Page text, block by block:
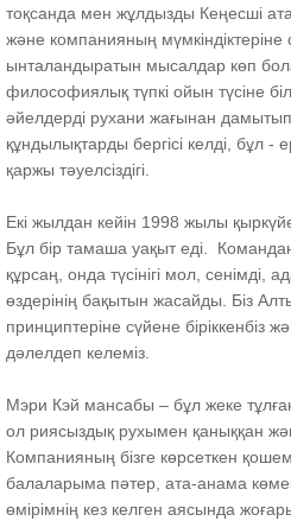
тоқсанда мен жұлдызды Кеңесші
және компанияның мүмкіндіктеріне
ынталандыратын мысалдар көп
философиялық түпкі ойын түсіне
әйелдерді рухани жағынан
құндылықтарды бергісі келді, бұл -
қаржы тәуелсіздігі.
Екі жылдан кейін 1998 жылы
Бұл бір тамаша уақыт еді.
құрсаң, онда түсінігі мол, сенімді,
өздерінің бақытын жасайды. Біз
принциптеріне сүйене біріккенбіз
дәлелдеп келеміз.
Мэри Кэй мансабы – бұл жеке
ол риясыздық рухымен қаныққан
Компанияның бізге көрсеткен
балаларыма пәтер, ата-анама
өмірімнің кез келген аясында